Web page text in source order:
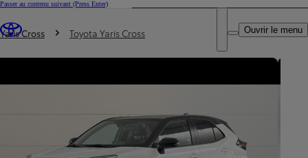
Passer au contenu suivant (Press Enter)
Trouvez un partenaire Toyota
DEALER NAME
Ouvrir le menu
Vous êtes ici
Yaris Cross Toyota Yaris Cross